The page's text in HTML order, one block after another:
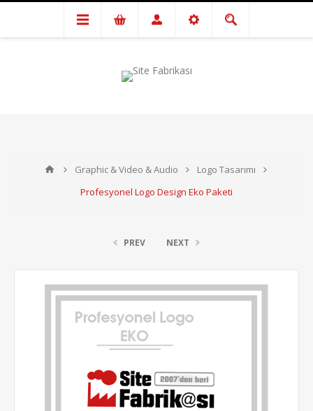
Graphic & Video & Audio
Logo Tasarımı
Profesyonel Logo Design Eko Paketi
PREV NEXT